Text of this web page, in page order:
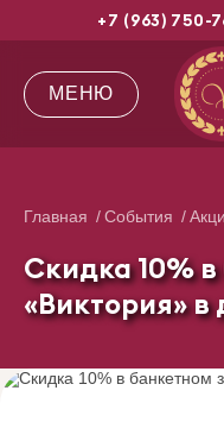
+7 (963) 750-
МЕНЮ
Главная События
Скидка 10%
«Виктория»